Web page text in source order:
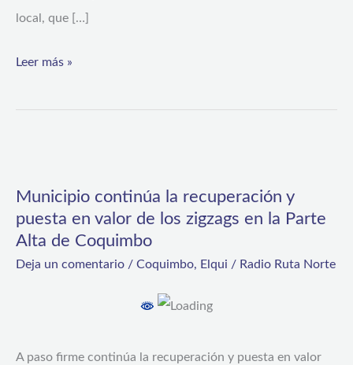
local, que […]
Coquimbo
Leer más »
Municipio continúa la recuperación y
puesta en valor de los zigzags en la Parte
Alta de Coquimbo
Deja un comentario / Coquimbo, Elqui / Radio Ruta Norte
A paso firme continúa la recuperación y puesta en valor
la
recuperación
de